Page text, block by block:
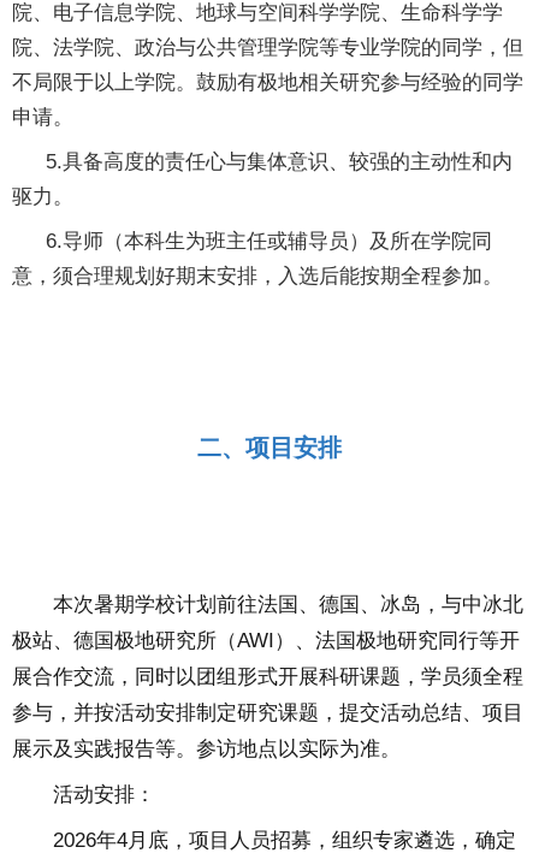
院、电子信息学院、地球与空间科学学院、生命科学学
院、法学院、政治与公共管理学院等专业学院的同学，但
不局限于以上学院。鼓励有极地相关研究参与经验的同学
申请。
5.具备高度的责任心与集体意识、较强的主动性和内
驱力。
6.导师（本科生为班主任或辅导员）及所在学院同
意，须合理规划好期末安排，入选后能按期全程参加。
二、项目安排
本次暑期学校计划前往法国、德国、冰岛，与中冰北
极站、德国极地研究所（AWI）、法国极地研究同行等开
展合作交流，同时以团组形式开展科研课题，学员须全程
参与，并按活动安排制定研究课题，提交活动总结、项目
展示及实践报告等。参访地点以实际为准。
活动安排：
2026年4月底，项目人员招募，组织专家遴选，确定